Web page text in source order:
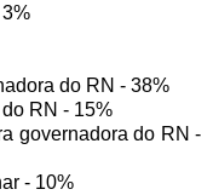
do RN - 38%
RN - 15%
governadora do RN -
- 10%